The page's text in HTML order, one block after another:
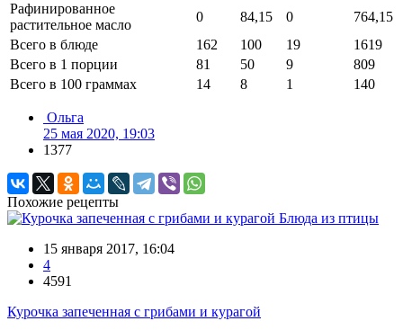
Рафинированное
растительное масло
0 84,15 0
764,15
Всего в блюде
162 100 19
1619
Всего в 1 порции
81 50 9
809
Всего в 100 граммах
14 8 1 140
Ольга
25 мая 2020, 19:03
1377
Похожие рецепты
Блюда из птицы
15 января 2017, 16:04
4
4591
Курочка запеченная с грибами и курагой